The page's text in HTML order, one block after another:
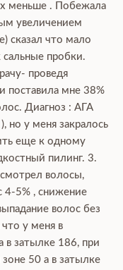
меньше . Побежала
увеличением
сказал что мало
сальные пробки.
проведя
поставила мне 38%
Диагноз : АГА
но у меня закралось
еще к одному
пилинг. 3.
волосы,
4-5% , снижение
волос без
у меня в
в затылке 186, при
50 а в затылке